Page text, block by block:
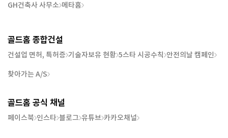
GH건축사 사무소 메타홈
골드홈 종합건설
건설업 면허, 특허증 기술자보유 현황 5스타 시공수칙 안전의날 캠페인
찾아가는 A/S
골드홈 공식 채널
페이스북 인스타 블로그 유튜브 카카오채널